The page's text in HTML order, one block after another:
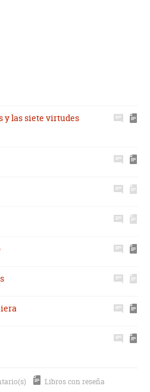
y las siete virtudes
Libros con reseña